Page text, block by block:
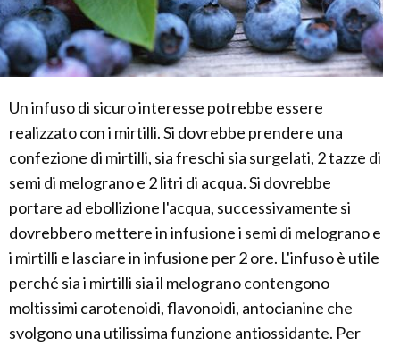
Un infuso di sicuro interesse potrebbe essere
realizzato con i mirtilli. Si dovrebbe prendere una
confezione di mirtilli, sia freschi sia surgelati, 2 tazze di
semi di melograno e 2 litri di acqua. Si dovrebbe
portare ad ebollizione l'acqua, successivamente si
dovrebbero mettere in infusione i semi di melograno e
i mirtilli e lasciare in infusione per 2 ore. L'infuso è utile
perché sia i mirtilli sia il melograno contengono
moltissimi carotenoidi, flavonoidi, antocianine che
svolgono una utilissima funzione antiossidante. Per